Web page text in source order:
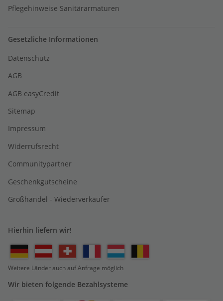
Pflegehinweise Sanitärarmaturen
Gesetzliche Informationen
Datenschutz
AGB
AGB easyCredit
Sitemap
Impressum
Widerrufsrecht
Communitypartner
Geschenkgutscheine
Großhandel - Wiederverkäufer
Hierhin liefern wir!
Weitere Länder auch auf Anfrage möglich
Wir bieten folgende Bezahlsysteme